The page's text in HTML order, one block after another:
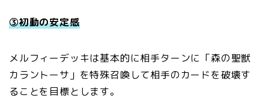
③初動の安定感
メルフィーデッキは基本的に相手ターンに「森の聖獣
カラントーサ」を特殊召喚して相手のカードを破壊す
ることを目標とします。